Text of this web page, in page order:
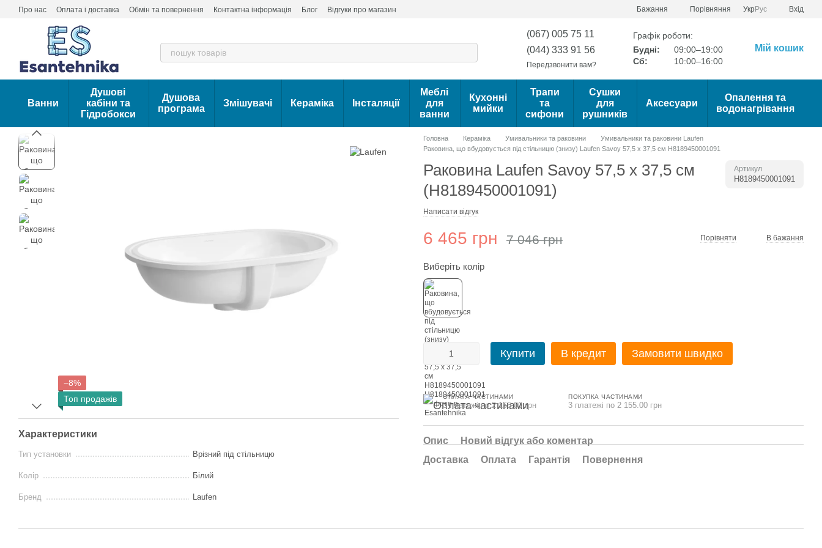
Перейти до основного контенту
Про нас Оплата і доставка Обмін та повернення Контактна інформація Блог Відгуки про магазин Бажання Порівняння УкрРус Вхід
(067) 005 75 11
(044) 333 91 56
Передзвонити вам?
Графік роботи:
Будні:
09:00–19:00
Сб:
10:00–16:00
Мій кошик
Ванни
Душові
кабіни та
Гідробокси
Душова
програма
Змішувачі Кераміка Інсталяції
Меблі
для
ванни
Кухонні
мийки
Трапи
та
сифони
Сушки
для
рушників
Аксесуари
Опалення та
водонагрівання
−8%
Топ продажів
Характеристики
Тип установки Врізний під стільницю
Колір Білий
Бренд Laufen
Головна Кераміка Умивальники та раковини
Умивальники та раковини Laufen
Раковина, що вбудовується під стільницю (знизу) Laufen Savoy 57,5 х 37,5 см H8189450001091
Раковина Laufen Savoy 57,5 х 37,5 см
(H8189450001091)
Артикул
H8189450001091
Написати відгук
6 465 грн 7 046 грн Порівняти В бажання
Виберіть колір
Купити В кредит Замовити швидко
ОПЛАТА ЧАСТИНАМИ
3 платежі по 2 155.00 грн
ПОКУПКА ЧАСТИНАМИ
3 платежі по 2 155.00 грн
Опис
Новий відгук або коментар
Доставка
Оплата Гарантія Повернення